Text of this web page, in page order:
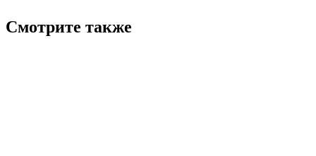
Смотрите также